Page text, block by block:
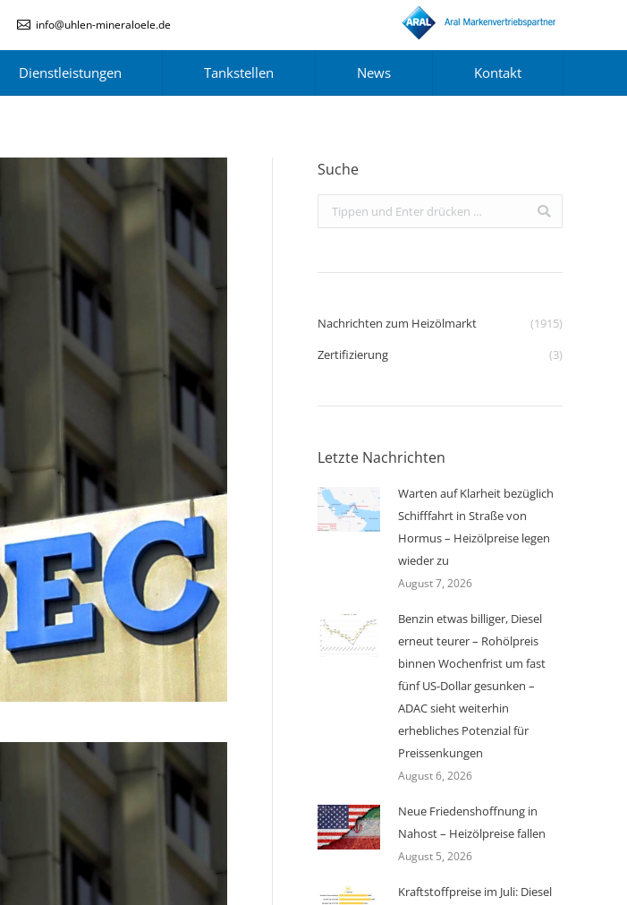
info@uhlen-mineraloele.de
Dienstleistungen Tankstellen News Kontakt
Suche
Search:
Nachrichten zum Heizölmarkt
(1915)
Zertifizierung
(3)
Letzte Nachrichten
Warten auf Klarheit bezüglich
Schifffahrt in Straße von
Hormus – Heizölpreise legen
wieder zu
August 7, 2026
Benzin etwas billiger, Diesel
erneut teurer – Rohölpreis
binnen Wochenfrist um fast
fünf US-Dollar gesunken –
ADAC sieht weiterhin
erhebliches Potenzial für
Preissenkungen
August 6, 2026
Neue Friedenshoffnung in
Nahost – Heizölpreise fallen
August 5, 2026
Kraftstoffpreise im Juli: Diesel